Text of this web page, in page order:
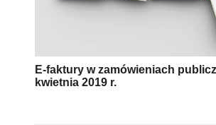
E-faktury w zamówieniach
kwietnia 2019 r.